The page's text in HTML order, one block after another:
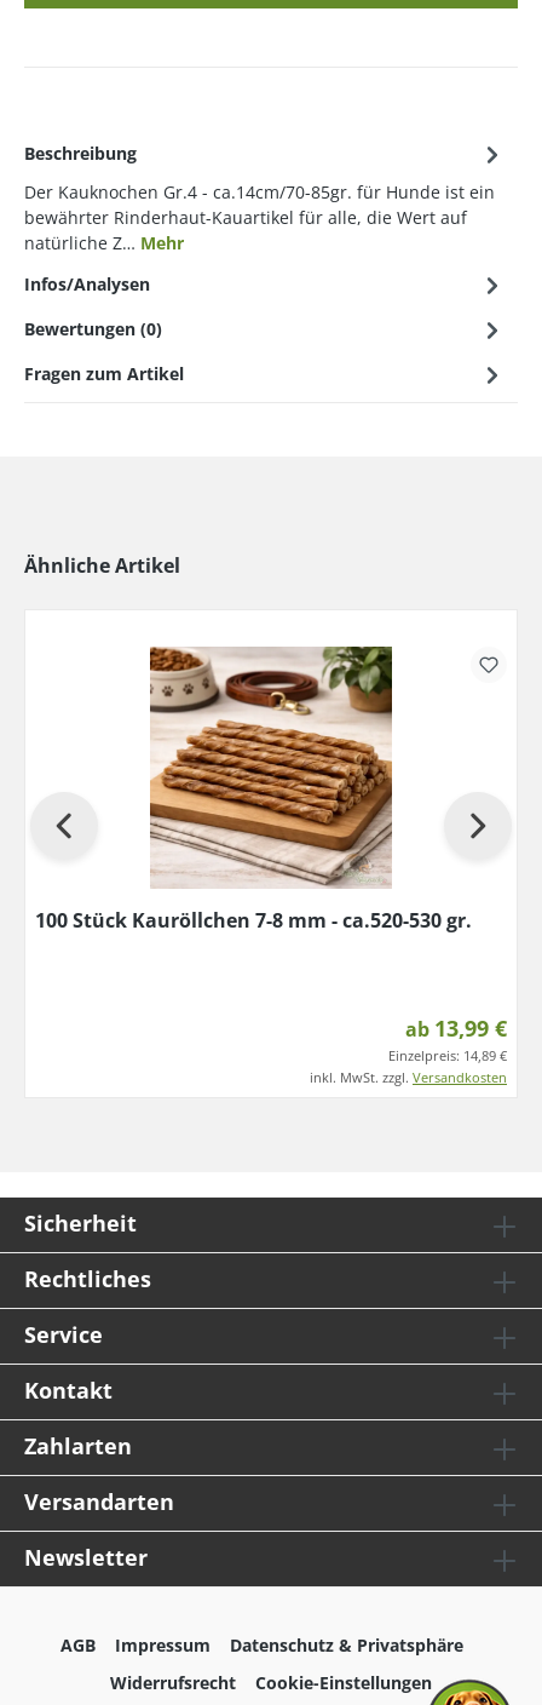
Beschreibung
Der Kauknochen Gr.4 - ca.14cm/70-85gr. für Hunde ist ein
bewährter Rinderhaut-Kauartikel für alle, die Wert auf
natürliche Z… Mehr
Infos/Analysen
Bewertungen (0)
Fragen zum Artikel
Ähnliche Artikel
100 Stück Kauröllchen 7-8 mm - ca.520-530 gr.
ab 13,99 €
Einzelpreis: 14,89 €
inkl. MwSt. zzgl. Versandkosten
Sicherheit
Rechtliches
Service
Kontakt
Zahlarten
Versandarten
Newsletter
AGB Impressum
Datenschutz & Privatsphäre
Widerrufsrecht
Cookie-Einstellungen